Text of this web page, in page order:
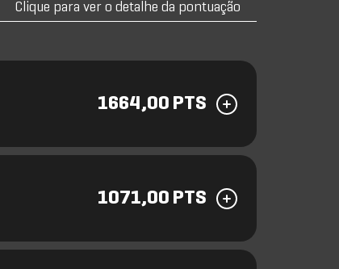
Clique para ver o detalhe da pontuação
1664,00 PTS
1071,00 PTS